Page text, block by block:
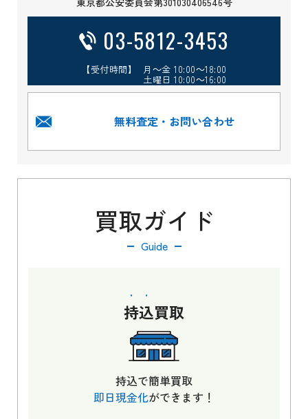
03-5812-3453
【受付時間】 月～金 10:00～18:00
土曜日 10:00～16:00
無料査定・お問い合わせ
買取ガイド
Guide
持込買取
持込で簡単買取
即日現金化ができます！